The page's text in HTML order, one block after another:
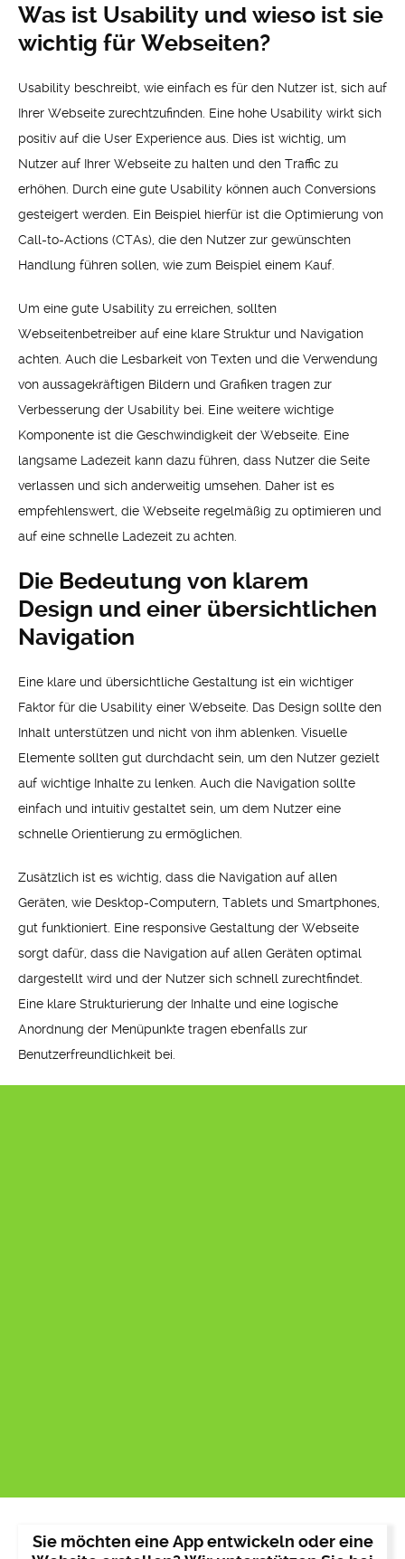
Was ist Usability und wieso ist sie
wichtig für Webseiten?
Usability beschreibt, wie einfach es für den Nutzer ist, sich auf
Ihrer Webseite zurechtzufinden. Eine hohe Usability wirkt sich
positiv auf die User Experience aus. Dies ist wichtig, um
Nutzer auf Ihrer Webseite zu halten und den Traffic zu
erhöhen. Durch eine gute Usability können auch Conversions
gesteigert werden. Ein Beispiel hierfür ist die Optimierung von
Call-to-Actions (CTAs), die den Nutzer zur gewünschten
Handlung führen sollen, wie zum Beispiel einem Kauf.
Um eine gute Usability zu erreichen, sollten
Webseitenbetreiber auf eine klare Struktur und Navigation
achten. Auch die Lesbarkeit von Texten und die Verwendung
von aussagekräftigen Bildern und Grafiken tragen zur
Verbesserung der Usability bei. Eine weitere wichtige
Komponente ist die Geschwindigkeit der Webseite. Eine
langsame Ladezeit kann dazu führen, dass Nutzer die Seite
verlassen und sich anderweitig umsehen. Daher ist es
empfehlenswert, die Webseite regelmäßig zu optimieren und
auf eine schnelle Ladezeit zu achten.
Die Bedeutung von klarem
Design und einer übersichtlichen
Navigation
Eine klare und übersichtliche Gestaltung ist ein wichtiger
Faktor für die Usability einer Webseite. Das Design sollte den
Inhalt unterstützen und nicht von ihm ablenken. Visuelle
Elemente sollten gut durchdacht sein, um den Nutzer gezielt
auf wichtige Inhalte zu lenken. Auch die Navigation sollte
einfach und intuitiv gestaltet sein, um dem Nutzer eine
schnelle Orientierung zu ermöglichen.
Zusätzlich ist es wichtig, dass die Navigation auf allen
Geräten, wie Desktop-Computern, Tablets und Smartphones,
gut funktioniert. Eine responsive Gestaltung der Webseite
sorgt dafür, dass die Navigation auf allen Geräten optimal
dargestellt wird und der Nutzer sich schnell zurechtfindet.
Eine klare Strukturierung der Inhalte und eine logische
Anordnung der Menüpunkte tragen ebenfalls zur
Benutzerfreundlichkeit bei.
Sie möchten eine App entwickeln oder eine